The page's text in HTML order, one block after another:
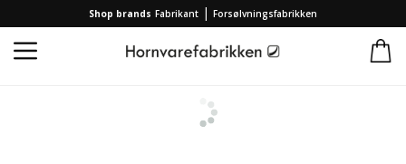
Shop brands Fabrikant | Forsølvningsfabrikken
Kollektion / Brands / Hornvarefabrikken / Pyntenål rå Slice